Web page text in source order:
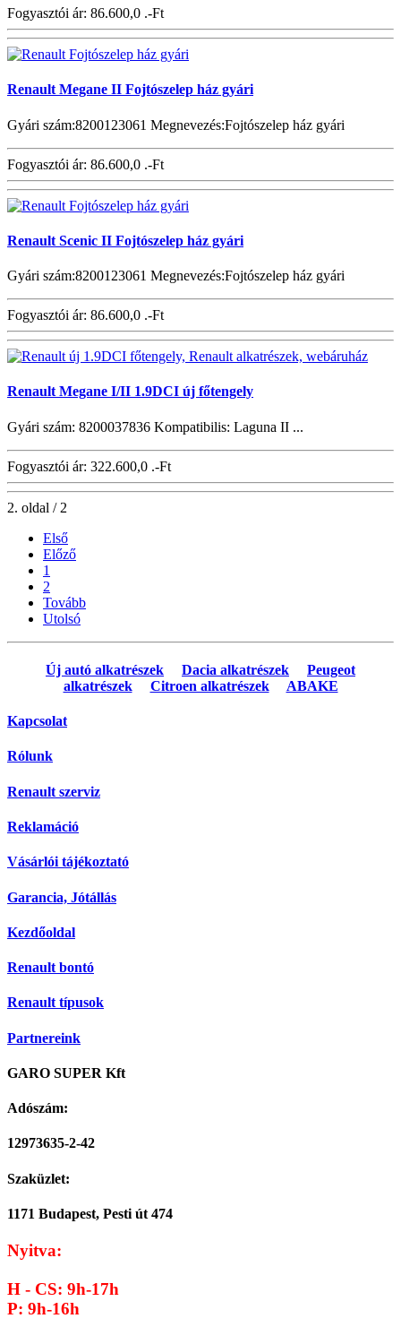
Fogyasztói ár: 86.600,0 .-Ft
Renault Megane II Fojtószelep ház gyári
Gyári szám:8200123061 Megnevezés:Fojtószelep ház gyári
Fogyasztói ár: 86.600,0 .-Ft
Renault Scenic II Fojtószelep ház gyári
Gyári szám:8200123061 Megnevezés:Fojtószelep ház gyári
Fogyasztói ár: 86.600,0 .-Ft
Renault Megane I/II 1.9DCI új főtengely
Gyári szám: 8200037836 Kompatibilis: Laguna II ...
Fogyasztói ár: 322.600,0 .-Ft
2. oldal / 2
Első
Előző
1
2
Tovább
Utolsó
Új autó alkatrészek Dacia alkatrészek
Peugeot
alkatrészek
Citroen alkatrészek ABAKE
Kapcsolat
Rólunk
Renault szerviz
Reklamáció
Vásárlói tájékoztató
Garancia, Jótállás
Kezdőoldal
Renault bontó
Renault típusok
Partnereink
GARO SUPER Kft
Adószám:
12973635-2-42
Szaküzlet:
1171 Budapest, Pesti út 474
Nyitva:
H - CS: 9h-17h
P: 9h-16h